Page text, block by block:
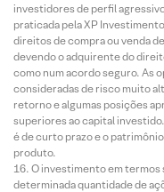
investidores de perfil
praticada pela XP
direitos de compra ou venda
devendo o adquirente do
como num acordo seguro. As
consideradas de risco muito
retorno e algumas posições
superiores ao capital
é de curto prazo e o
produto.
O investimento em termos
determinada quantidade de